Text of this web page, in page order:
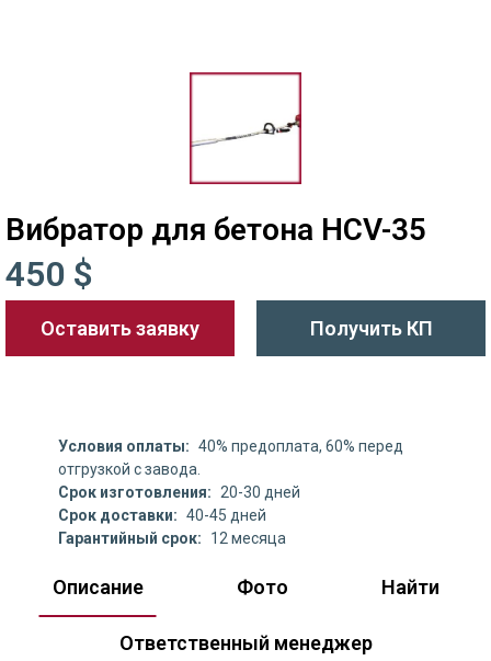
Вибратор для бетона HCV-35
450 $
Оставить заявку Получить КП
Условия оплаты: 40% предоплата, 60% перед
отгрузкой с завода.
Срок изготовления:
20-30 дней
Срок доставки: 40-45 дней
Гарантийный срок:
12 месяца
Описание Фото Найти
Ответственный менеджер